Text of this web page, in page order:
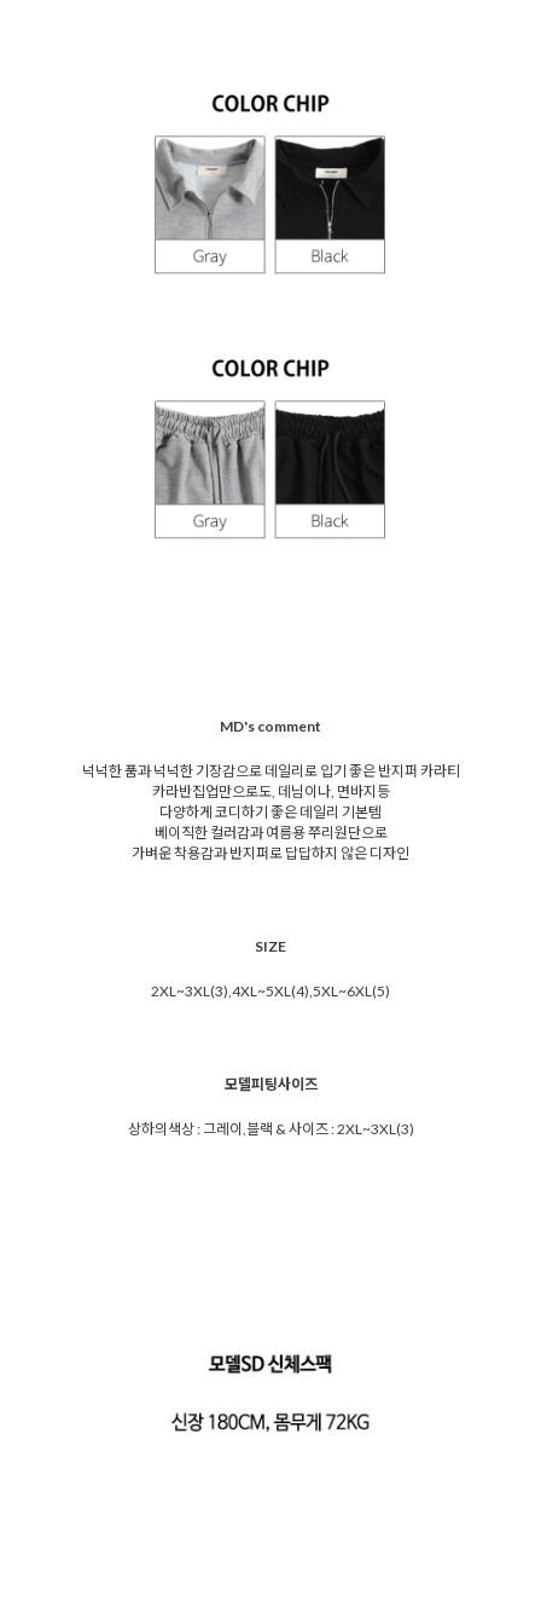
MD's comment
넉넉한 품과 넉넉한 기장감으로 데일리로 입기 좋은 반지퍼 카라티
카라반집업만으로도, 데님이나, 면바지등
다양하게 코디하기 좋은 데일리 기본템
베이직한 컬러감과 여름용 쭈리원단으로
가벼운 착용감과 반지퍼로 답답하지 않은 디자인
SIZE
2XL~3XL(3),4XL~5XL(4),5XL~6XL(5)
모델피팅사이즈
상하의색상 : 그레이,블랙 & 사이즈 : 2XL~3XL(3)